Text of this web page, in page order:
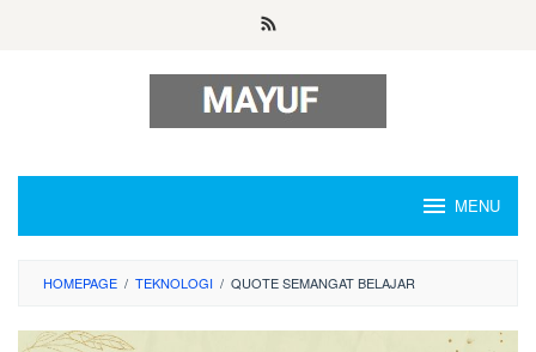
MENU
HOMEPAGE / TEKNOLOGI / QUOTE SEMANGAT BELAJAR